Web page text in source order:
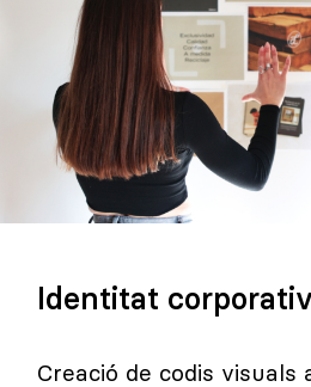
Identitat
Creació de codis visuals